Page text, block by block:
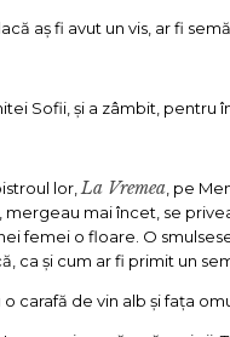
aș fi avut un vis, ar fi
Sofii, și a zâmbit, pentru
lor, La Vremea , pe
mai încet, se
femei o floare. O
ca și cum ar fi primit un
carafă de vin alb și fața